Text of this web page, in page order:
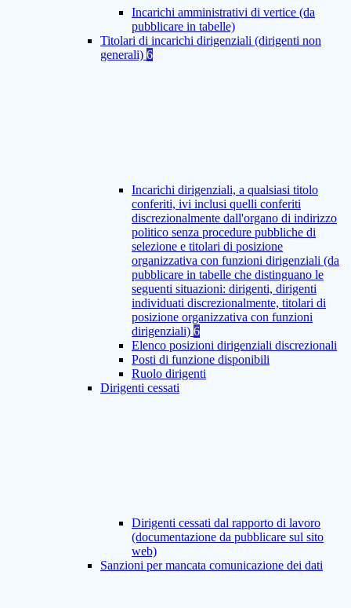
Incarichi amministrativi di vertice (da
pubblicare in tabelle)
Titolari di incarichi dirigenziali (dirigenti non
generali) 6
Incarichi dirigenziali, a qualsiasi titolo
conferiti, ivi inclusi quelli conferiti
discrezionalmente dall'organo di indirizzo
politico senza procedure pubbliche di
selezione e titolari di posizione
organizzativa con funzioni dirigenziali (da
pubblicare in tabelle che distinguano le
seguenti situazioni: dirigenti, dirigenti
individuati discrezionalmente, titolari di
posizione organizzativa con funzioni
dirigenziali) 6
Elenco posizioni dirigenziali discrezionali
Posti di funzione disponibili
Ruolo dirigenti
Dirigenti cessati
Dirigenti cessati dal rapporto di lavoro
(documentazione da pubblicare sul sito
web)
Sanzioni per mancata comunicazione dei dati